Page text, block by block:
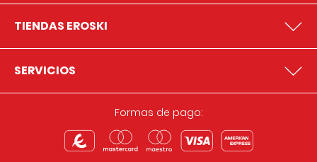
TIENDAS EROSKI
SERVICIOS
Formas de pago: